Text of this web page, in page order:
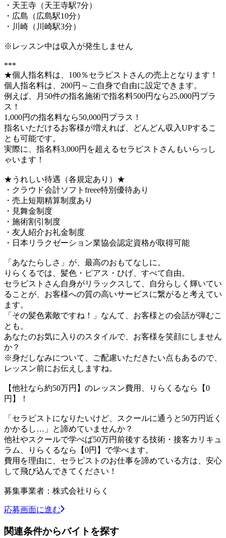
・天王寺（天王寺駅7分）
・広島（広島駅10分）
・川崎（川崎駅3分）
※レッスン中は収入が発生しません
***
★個人指名料は、100％セラピストさんの売上となります！
個人指名料は、200円～ご自身で自由に設定できます。
例えば、月50件の指名施術で指名料500円なら25,000円プラ
ス！
1,000円の指名料なら50,000円プラス！
指名いただけるお客様が増えれば、どんどん収入UPするこ
とも可能です。
実際に、指名料3,000円を超えるセラピストさんもいらっし
ゃいます！
★うれしい待遇（各規定あり）★
・クラウド会計ソフトfreee特別優待あり
・売上短期精算制度あり
・見舞金制度
・施術割引制度
・友人紹介お礼金制度
・日本リラクゼーション業協会認定資格が取得可能
「あなたらしさ」が、最高のおもてなしに。
りらくるでは、髪色・ピアス・ひげ、すべて自由。
セラピストさん自身がリラックスして、自分らしく輝いてい
ることが、お客様への質の高いサービスに繋がると考えてい
ます。
「その髪色素敵ですね！」なんて、お客様との会話が弾むこ
とも。
あなたのお気に入りのスタイルで、お客様を笑顔にしません
か？
※身だしなみについて、ご配慮いただきたい点もあるので、
レッスン前にお伝えしますね。
【他社なら約50万円】のレッスン費用、りらくるなら【0
円】！
「セラピストになりたいけど、スクールに通うと50万円近く
かかるし…」と諦めていませんか？
他社やスクールで学べば50万円前後する技術・接客カリキュ
ラム、りらくるなら【0円】で学べます。
費用を理由に、セラピストのお仕事を諦めている方は、安心
して飛び込んできてください！
募集事業者：株式会社りらく
応募画面に進む
関連条件からバイトを探す